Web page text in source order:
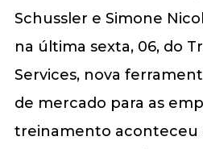
Schussler e Simone
na última sexta, 06, do
Services, nova
de mercado para as
treinamento aconteceu